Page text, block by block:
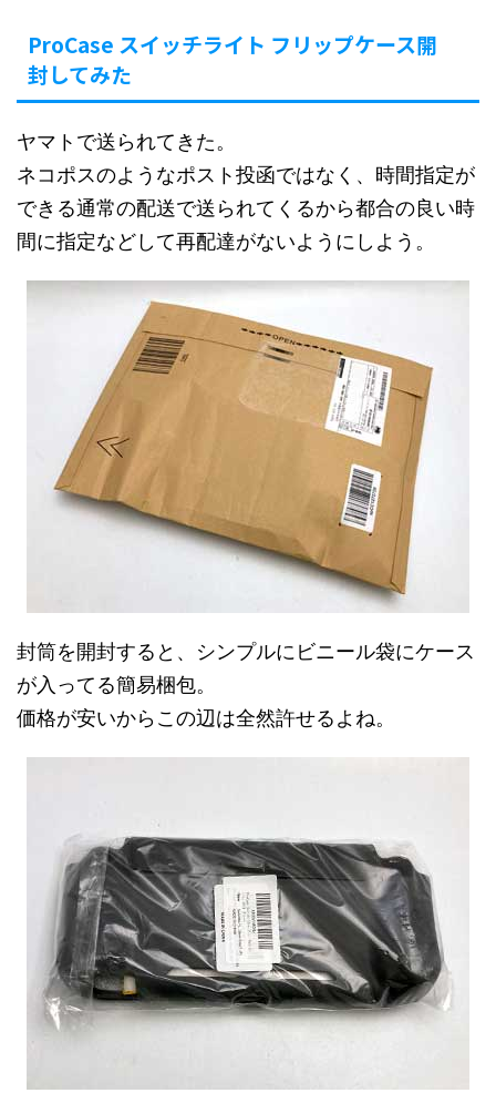
ProCase スイッチライト フリップケース開
封してみた
ヤマトで送られてきた。
ネコポスのようなポスト投函ではなく、時間指定が
できる通常の配送で送られてくるから都合の良い時
間に指定などして再配達がないようにしよう。
封筒を開封すると、シンプルにビニール袋にケース
が入ってる簡易梱包。
価格が安いからこの辺は全然許せるよね。